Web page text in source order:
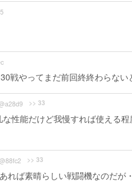
戦やってまだ前回終終わらない
>> 33
性能だけど我慢すれば使える
>> 33
れば素晴らしい戦闘機なのだ